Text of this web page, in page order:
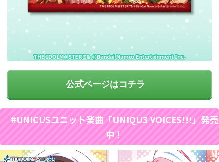
公式ページはコチラ
#UNICUSユニット楽曲「UNIQU3 VOICES!!!」発売
中！